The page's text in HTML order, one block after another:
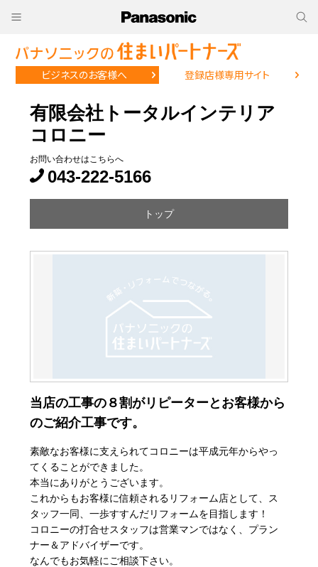
ビジネスのお客様へ 登録店様専用サイト
有限会社トータルインテリア
コロニー
お問い合わせはこちらへ
043-222-5166
トップ
当店の工事の８割がリピーターとお客様から
のご紹介工事です。
素敵なお客様に支えられてコロニーは平成元年からやっ
てくることができました。
本当にありがとうございます。
これからもお客様に信頼されるリフォーム店として、ス
タッフ一同、一歩すすんだリフォームを目指します！
コロニーの打合せスタッフは営業マンではなく、プラン
ナー＆アドバイザーです。
なんでもお気軽にご相談下さい。